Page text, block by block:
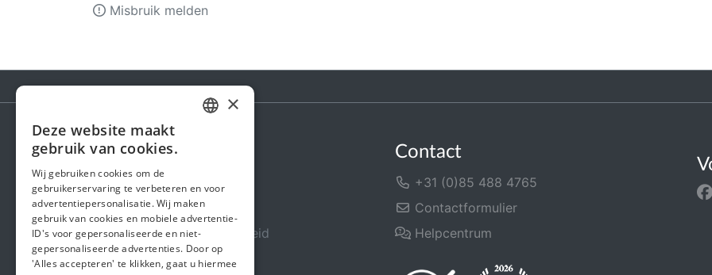
Misbruik melden
Steunactie
Over ons
In de media
Veiligheid & Betrouwbaarheid
Algemene voorwaarden
Contact
+31 (0)85 488 4765
Contactformulier
Helpcentrum
ENGLISH
×
Deze website maakt
gebruik van cookies.
Wij gebruiken cookies om de
gebruikerservaring te verbeteren en voor
advertentiepersonalisatie. Wij maken
gebruik van cookies en mobiele advertentie-
ID's voor gepersonaliseerde en niet-
gepersonaliseerde advertenties. Door op
'Alles accepteren' te klikken, gaat u hiermee